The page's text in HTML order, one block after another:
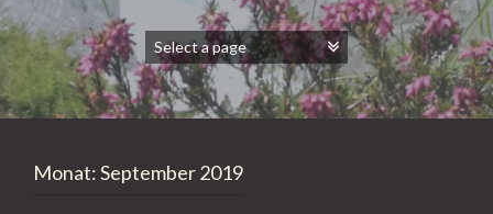
Monat:September 2019